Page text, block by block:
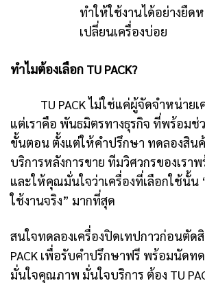
ทำให้ใช้งานได้อย่างยืด
เปลี่ยนเครื่องบ่อย
ทำไมต้องเลือก TU PACK?
TU PACK ไม่ใช่แค่ผู้จัดจำหน่ายเ
แต่เราคือ พันธมิตรทางธุรกิจ ที่พร้อม
ขั้นตอน ตั้งแต่ให้คำปรึกษา ทดลองสิน
บริการหลังการขาย ทีมวิศวกรของเรา
และให้คุณมั่นใจว่าเครื่องที่เลือกใช้นั้น
ใช้งานจริง” มากที่สุด
สนใจทดลองเครื่องปิดเทปกาวก่อนตัด
PACK เพื่อรับคำปรึกษาฟรี พร้อมนัดท
มั่นใจคุณภาพ มั่นใจบริการ ต้อง TU